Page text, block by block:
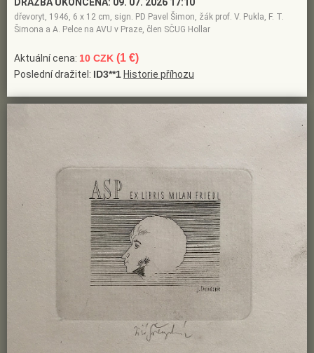
dřevoryt, 1946, 6 x 12 cm, sign. PD Pavel Šimon, žák prof. V. Pukla, F. T.
Šimona a A. Pelce na AVU v Praze, člen SČUG Hollar
Aktuální cena: 10 CZK (1 €)
Poslední dražitel: ID3**1 Historie příhozu